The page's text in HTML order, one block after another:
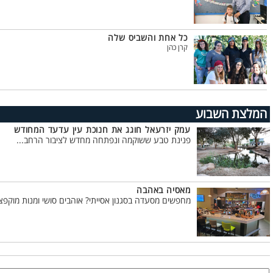
כל אחת והשביס שלה
קרן כהן
המלצת השבוע
עמק יזרעאל חוגג את חנוכת עין עדעד המחודש
פנינת טבע ששוקמה ונפתחה מחדש לציבור הרחב...
מאסיה באהבה
מחפשים מסעדה בסגנון אסייתי? אוהבים סושי ומנות